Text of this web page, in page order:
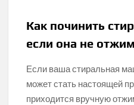
Как починить
если она не
Если ваша стиральная
может стать настоящей
приходится вручную